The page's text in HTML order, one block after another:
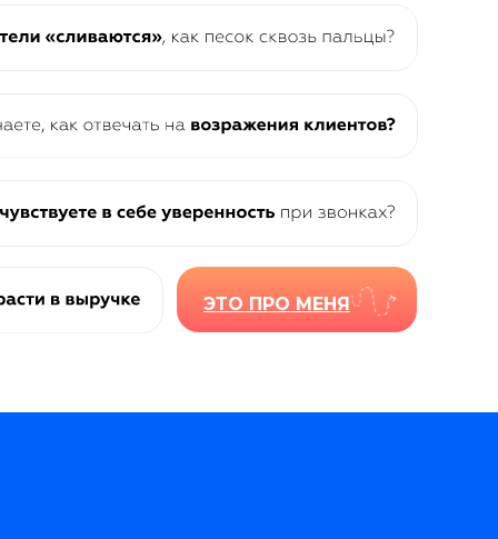
ЭТО ПРО МЕНЯ